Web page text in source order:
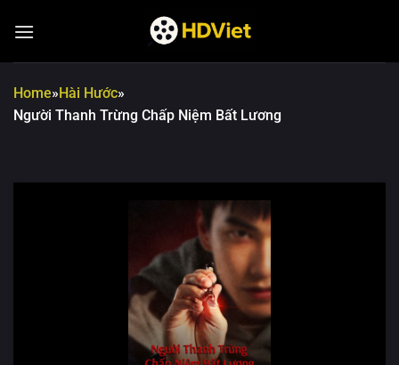
đến
Home»Hài Hước»
Người Thanh Trừng Chấp Niệm Bất Lương